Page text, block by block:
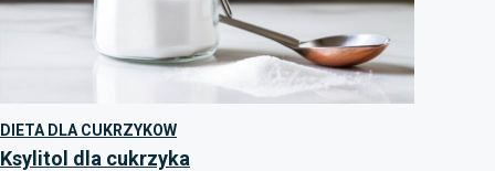
DIETA DLA CUKRZYKOW
Ksylitol dla cukrzyka